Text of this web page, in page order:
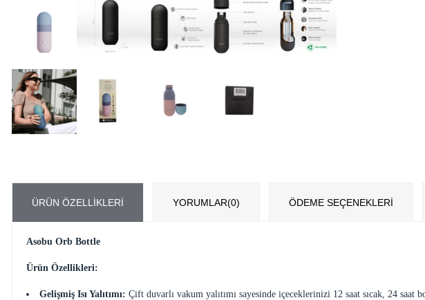
ÜRÜN ÖZELLIKLERI YORUMLAR(0) ÖDEME SEÇENEKLERI
Asobu Orb Bottle
Ürün Özellikleri:
Gelişmiş Isı Yalıtımı: Çift duvarlı vakum yalıtımı sayesinde içeceklerinizi 12 saat sıcak, 24